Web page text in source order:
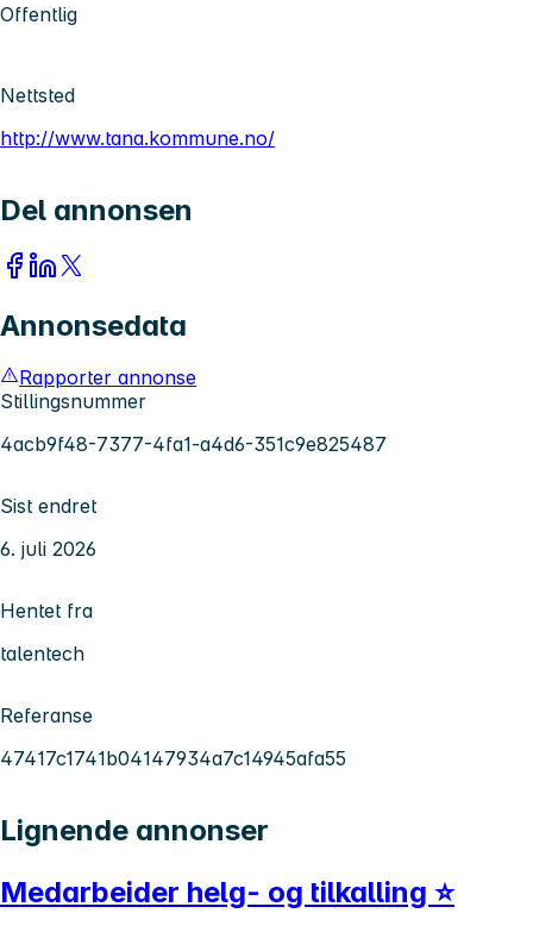
Offentlig
Nettsted
http://www.tana.kommune.no/
Del annonsen
Annonsedata
Rapporter annonse
Stillingsnummer
4acb9f48-7377-4fa1-a4d6-351c9e825487
Sist endret
6. juli 2026
Hentet fra
talentech
Referanse
47417c1741b04147934a7c14945afa55
Lignende annonser
Medarbeider helg- og tilkalling ⭐